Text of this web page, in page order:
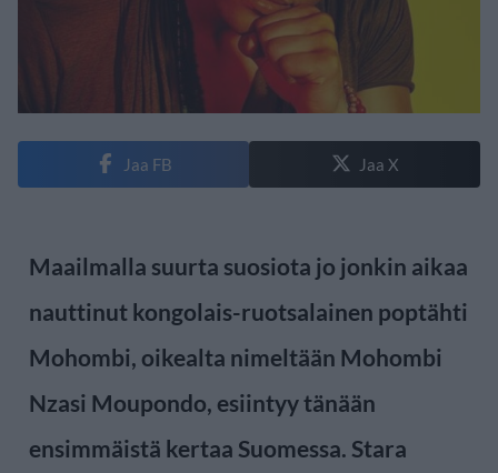
Jaa FB Jaa X
Maailmalla suurta suosiota jo jonkin aikaa
nauttinut kongolais-ruotsalainen poptähti
Mohombi, oikealta nimeltään Mohombi
Nzasi Moupondo, esiintyy tänään
ensimmäistä kertaa Suomessa. Stara